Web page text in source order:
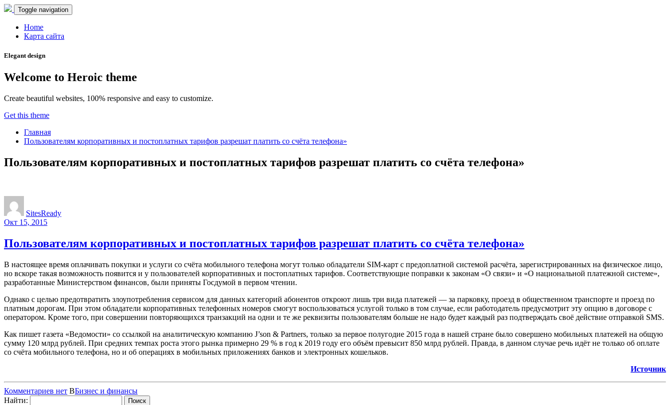
Toggle navigation
Home
Карта сайта
Elegant design
Welcome to Heroic theme
Create beautiful websites, 100% responsive and easy to customize.
Get this theme
Главная
Пользователям корпоративных и постоплатных тарифов разрешат платить со счёта телефона»
Пользователям корпоративных и постоплатных тарифов разрешат платить со счёта телефона»
SitesReady
Окт 15, 2015
Пользователям корпоративных и постоплатных тарифов разрешат платить со счёта телефона»
В настоящее время оплачивать покупки и услуги со счёта мобильного телефона могут только обладатели SIM-карт с предоплатной системой расчёта, зарегистрированных на физическое лицо,
но вскоре такая возможность появится и у пользователей корпоративных и постоплатных тарифов. Соответствующие поправки к законам «О связи» и «О национальной платежной системе»,
разработанные Министерством финансов, были приняты Госдумой в первом чтении.
Однако с целью предотвратить злоупотребления сервисом для данных категорий абонентов откроют лишь три вида платежей — за парковку, проезд в общественном транспорте и проезд по
платным дорогам. При этом обладатели корпоративных телефонных номеров смогут воспользоваться услугой только в том случае, если работодатель предусмотрит эту опцию в договоре с
оператором. Кроме того, при совершении повторяющихся транзакций на одни и те же реквизиты пользователям больше не надо будет каждый раз подтверждать своё действие отправкой SMS.
Как пишет газета «Ведомости» со ссылкой на аналитическую компанию J’son & Partners, только за первое полугодие 2015 года в нашей стране было совершено мобильных платежей на общую
сумму 120 млрд рублей. При средних темпах роста этого рынка примерно 29 % в год к 2019 году его объём превысит 850 млрд рублей. Правда, в данном случае речь идёт не только об оплате
со счёта мобильного телефона, но и об операциях в мобильных приложениях банков и электронных кошельков.
Источник
Комментариев нет ВБизнес и финансы
Найти: